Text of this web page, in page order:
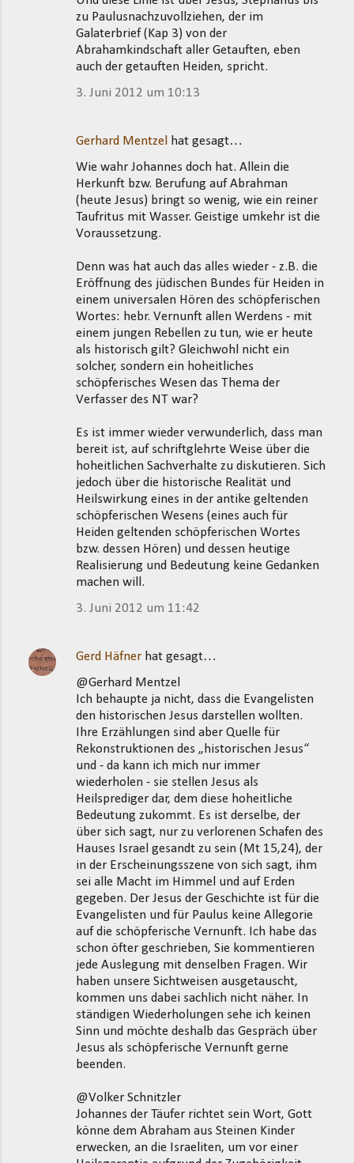
zu Paulusnachzuvollziehen, der im
Galaterbrief (Kap 3) von der
Abrahamkindschaft aller Getauften, eben
auch der getauften Heiden, spricht.
3. Juni 2012 um 10:13
Gerhard Mentzel
hat gesagt…
Wie wahr Johannes doch hat. Allein die
Herkunft bzw. Berufung auf Abrahman
(heute Jesus) bringt so wenig, wie ein reiner
Taufritus mit Wasser. Geistige umkehr ist die
Voraussetzung.
Denn was hat auch das alles wieder - z.B. die
Eröffnung des jüdischen Bundes für Heiden in
einem universalen Hören des schöpferischen
Wortes: hebr. Vernunft allen Werdens - mit
einem jungen Rebellen zu tun, wie er heute
als historisch gilt? Gleichwohl nicht ein
solcher, sondern ein hoheitliches
schöpferisches Wesen das Thema der
Verfasser des NT war?
Es ist immer wieder verwunderlich, dass man
bereit ist, auf schriftglehrte Weise über die
hoheitlichen Sachverhalte zu diskutieren. Sich
jedoch über die historische Realität und
Heilswirkung eines in der antike geltenden
schöpferischen Wesens (eines auch für
Heiden geltenden schöpferischen Wortes
bzw. dessen Hören) und dessen heutige
Realisierung und Bedeutung keine Gedanken
machen will.
3. Juni 2012 um 11:42
Gerd Häfner hat gesagt…
@Gerhard Mentzel
Ich behaupte ja nicht, dass die Evangelisten
den historischen Jesus darstellen wollten.
Ihre Erzählungen sind aber Quelle für
Rekonstruktionen des „historischen Jesus“
und - da kann ich mich nur immer
wiederholen - sie stellen Jesus als
Heilsprediger dar, dem diese hoheitliche
Bedeutung zukommt. Es ist derselbe, der
über sich sagt, nur zu verlorenen Schafen des
Hauses Israel gesandt zu sein (Mt 15,24), der
in der Erscheinungsszene von sich sagt, ihm
sei alle Macht im Himmel und auf Erden
gegeben. Der Jesus der Geschichte ist für die
Evangelisten und für Paulus keine Allegorie
auf die schöpferische Vernunft. Ich habe das
schon öfter geschrieben, Sie kommentieren
jede Auslegung mit denselben Fragen. Wir
haben unsere Sichtweisen ausgetauscht,
kommen uns dabei sachlich nicht näher. In
ständigen Wiederholungen sehe ich keinen
Sinn und möchte deshalb das Gespräch über
Jesus als schöpferische Vernunft gerne
beenden.
@Volker Schnitzler
Johannes der Täufer richtet sein Wort, Gott
könne dem Abraham aus Steinen Kinder
erwecken, an die Israeliten, um vor einer